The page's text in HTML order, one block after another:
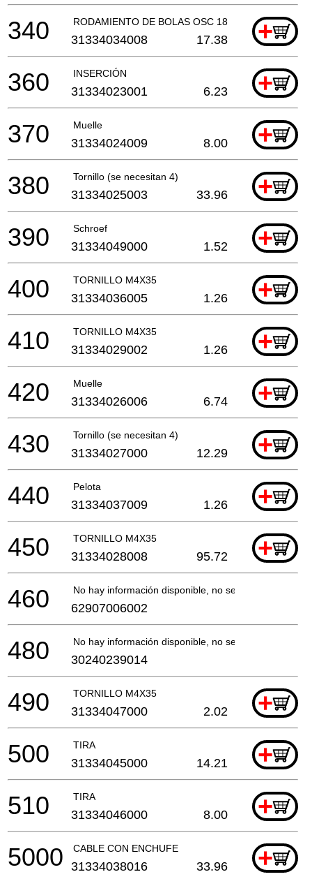
RODAMIENTO DE BOLAS OSC 18 +
340 31334034008 17.38
INSERCIÓN +
360 31334023001 6.23
Muelle +
370 31334024009 8.00
Tornillo (se necesitan 4) +
380 31334025003 33.96
Schroef +
390 31334049000 1.52
TORNILLO M4X35 +
400 31334036005 1.26
TORNILLO M4X35 +
410 31334029002 1.26
Muelle +
420 31334026006 6.74
Tornillo (se necesitan 4) +
430 31334027000 12.29
Pelota +
440 31334037009 1.26
TORNILLO M4X35 +
450 31334028008 95.72
No hay información disponible, no se puede pedir
460 62907006002
No hay información disponible, no se puede pedir
480 30240239014
TORNILLO M4X35 +
490 31334047000 2.02
TIRA +
500 31334045000 14.21
TIRA +
510 31334046000 8.00
CABLE CON ENCHUFE +
5000 31334038016 33.96